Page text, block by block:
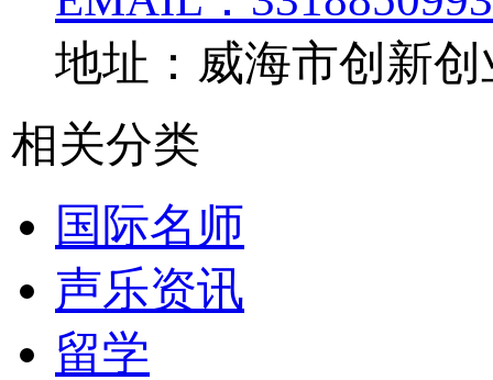
地址：威海市创新创
相关分类
国际名师
声乐资讯
留学